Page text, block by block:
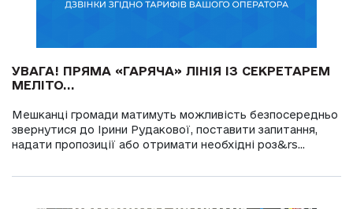
УВАГА! ПРЯМА «ГАРЯЧА» ЛІНІЯ ІЗ СЕКРЕТАРЕМ
МЕЛІТО...
Мешканці громади матимуть можливість безпосередньо
звернутися до Ірини Рудакової, поставити запитання,
надати пропозиції або отримати необхідні роз&rs...